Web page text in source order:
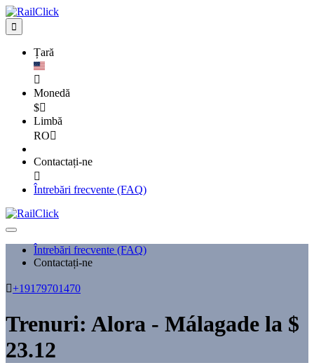

Țară

Monedă
$
Limbă
RO
Contactați-ne

Întrebări frecvente (FAQ)
Întrebări frecvente (FAQ)
Contactați-ne
+19179701470
Trenuri: Alora - Málagade la $
23.12